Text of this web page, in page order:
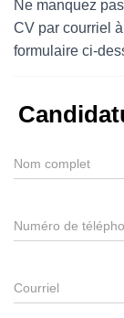
Ne manquez
CV par courriel à
formulaire ci-